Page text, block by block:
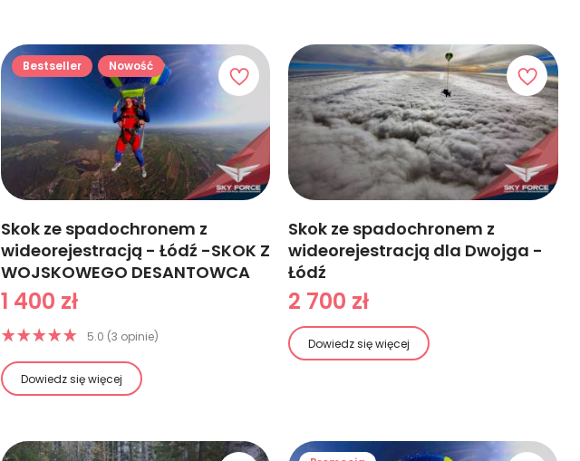
Bestseller Nowość
Skok ze spadochronem z
wideorejestracją - Łódź -SKOK Z
WOJSKOWEGO DESANTOWCA
1 400 zł
5.0 (3 opinie)
Dowiedz się więcej
Skok ze spadochronem z
wideorejestracją dla Dwojga -
Łódź
2 700 zł
Dowiedz się więcej